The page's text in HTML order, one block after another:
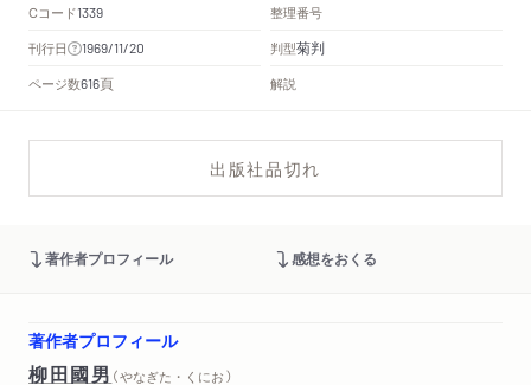
Cコード1339
整理番号
刊行日
1969/11/20 判型菊判
ページ数616頁 解説
出版社品切れ
著作者プロフィール 感想をおくる
著作者プロフィール
柳田國男 （ やなぎた・くにお ）